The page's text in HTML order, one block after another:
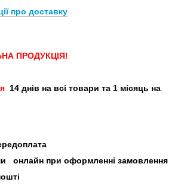
про доставку
ПРОДУКЦІЯ!
14 днів на всі товари та 1 місяць на
онлайн при оформленні замовлення